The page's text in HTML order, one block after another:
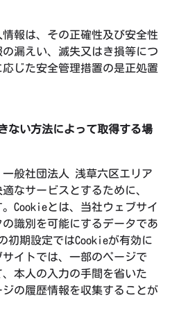
報は、その正確性及び安全性
漏えい、滅失又はき損等につ
じた安全管理措置の是正処置
い方法によって取得する場
般社団法人 浅草六区エリア
なサービスとするために、
Cookieとは、当社ウェブサイ
識別を可能にするデータであ
初期設定ではCookieが有効に
イトでは、一部のページで
本人の入力の手間を省いた
の履歴情報を収集することが